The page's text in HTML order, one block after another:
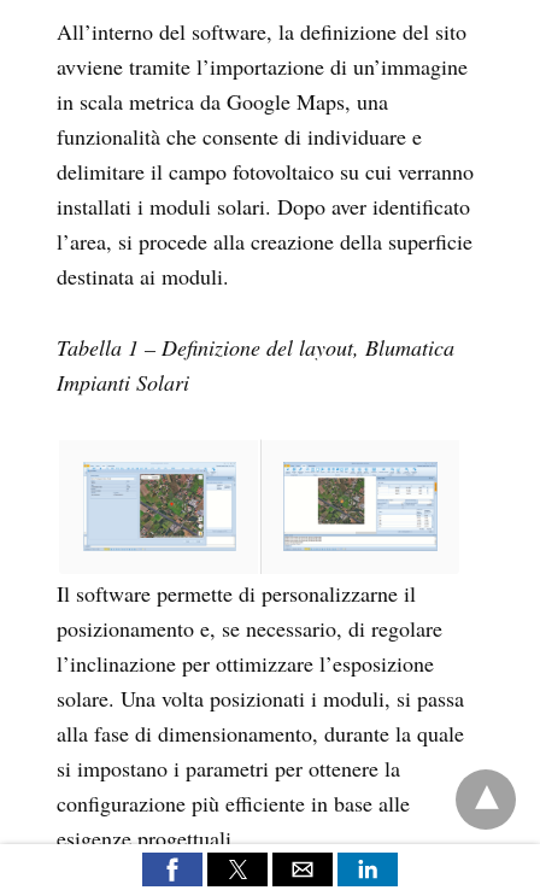
All’interno del software, la definizione del sito
avviene tramite l’importazione di un’immagine
in scala metrica da Google Maps, una
funzionalità che consente di individuare e
delimitare il campo fotovoltaico su cui verranno
installati i moduli solari. Dopo aver identificato
l’area, si procede alla creazione della superficie
destinata ai moduli.
Tabella 1 – Definizione del layout, Blumatica
Impianti Solari
Il software permette di personalizzarne il
posizionamento e, se necessario, di regolare
l’inclinazione per ottimizzare l’esposizione
solare. Una volta posizionati i moduli, si passa
alla fase di dimensionamento, durante la quale
si impostano i parametri per ottenere la
configurazione più efficiente in base alle
esigenze progettuali.